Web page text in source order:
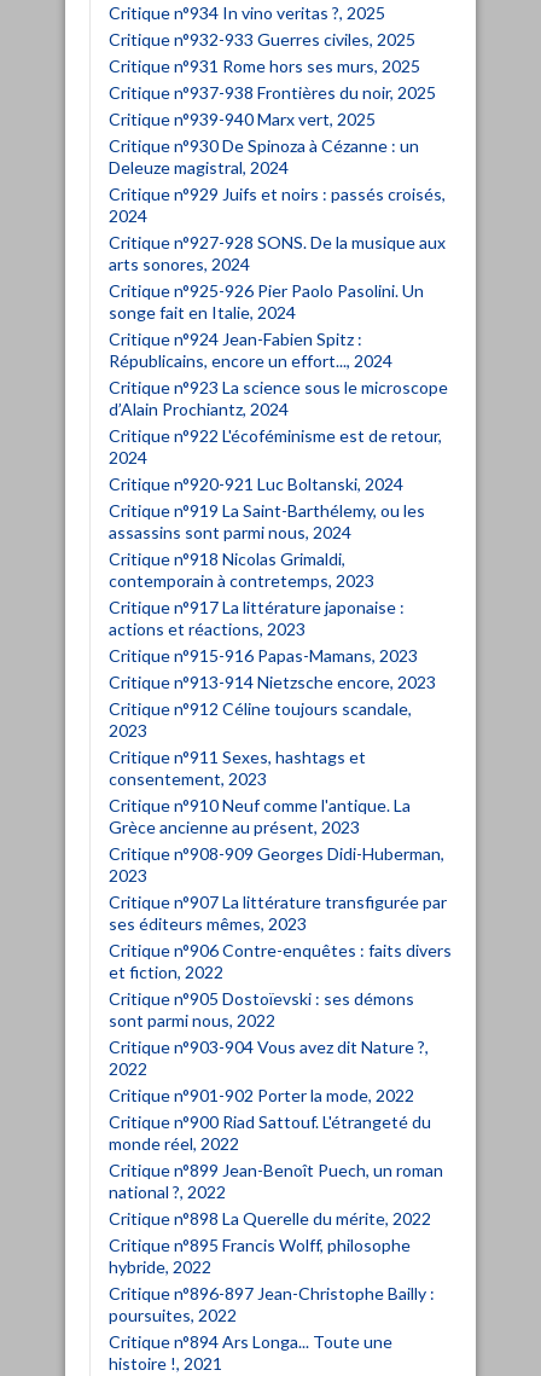
Critique n°934 In vino veritas ?, 2025
Critique n°932-933 Guerres civiles, 2025
Critique n°931 Rome hors ses murs, 2025
Critique n°937-938 Frontières du noir, 2025
Critique n°939-940 Marx vert, 2025
Critique n°930 De Spinoza à Cézanne : un
Deleuze magistral, 2024
Critique n°929 Juifs et noirs : passés croisés,
2024
Critique n°927-928 SONS. De la musique aux
arts sonores, 2024
Critique n°925-926 Pier Paolo Pasolini. Un
songe fait en Italie, 2024
Critique n°924 Jean-Fabien Spitz :
Républicains, encore un effort..., 2024
Critique n°923 La science sous le microscope
d’Alain Prochiantz, 2024
Critique n°922 L'écoféminisme est de retour,
2024
Critique n°920-921 Luc Boltanski, 2024
Critique n°919 La Saint-Barthélemy, ou les
assassins sont parmi nous, 2024
Critique n°918 Nicolas Grimaldi,
contemporain à contretemps, 2023
Critique n°917 La littérature japonaise :
actions et réactions, 2023
Critique n°915-916 Papas-Mamans, 2023
Critique n°913-914 Nietzsche encore, 2023
Critique n°912 Céline toujours scandale,
2023
Critique n°911 Sexes, hashtags et
consentement, 2023
Critique n°910 Neuf comme l'antique. La
Grèce ancienne au présent, 2023
Critique n°908-909 Georges Didi-Huberman,
2023
Critique n°907 La littérature transfigurée par
ses éditeurs mêmes, 2023
Critique n°906 Contre-enquêtes : faits divers
et fiction, 2022
Critique n°905 Dostoïevski : ses démons
sont parmi nous, 2022
Critique n°903-904 Vous avez dit Nature ?,
2022
Critique n°901-902 Porter la mode, 2022
Critique n°900 Riad Sattouf. L'étrangeté du
monde réel, 2022
Critique n°899 Jean-Benoît Puech, un roman
national ?, 2022
Critique n°898 La Querelle du mérite, 2022
Critique n°895 Francis Wolff, philosophe
hybride, 2022
Critique n°896-897 Jean-Christophe Bailly :
poursuites, 2022
Critique n°894 Ars Longa... Toute une
histoire !, 2021